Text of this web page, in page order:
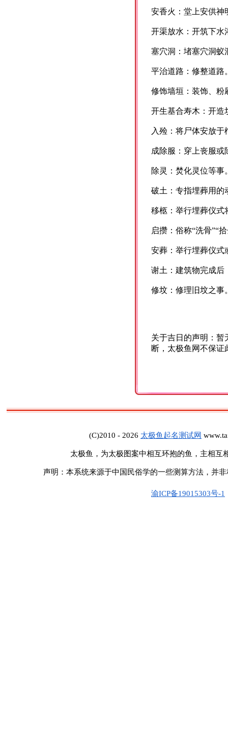
安香火：堂上安供神
开渠放水：开筑下水
塞穴洞：堵塞穴洞蚁
平治道路：修整道路
修饰墙垣：装饰、粉
开生基合寿木：开造
入殓：将尸体安放于
成除服：穿上丧服或
除灵：焚化灵位等事
破土：专指埋葬用的
移柩：举行埋葬仪式
启攒：俗称“洗骨”“
安葬：举行埋葬仪式
谢土：建筑物完成后
修坟：修理旧坟之事
关于吉日的声明：暂
断，太极鱼网不保
(C)2010 - 2026 太极鱼起名测试网
太极鱼，为太极图案中相互环抱的鱼，主相
声明：本系统来源于中国民俗学的一些测算方法，并
渝ICP备19015303号-1